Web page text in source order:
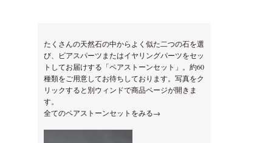
たくさんの天然石の中からよく似た二つの石を選
び、ピアスパーツまたはイヤリングパーツをセッ
トしてお届けする「ペアストーンセット」。約60
種類をご用意してお待ちしております。写真をク
リックすると別ウィンドで商品ページが開きま
す。
全てのペアストーンセットをみる→